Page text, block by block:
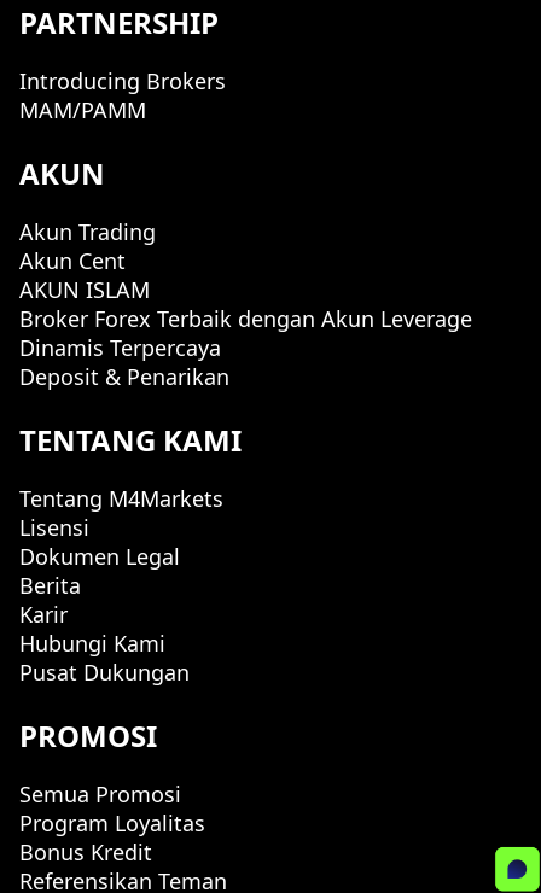
PARTNERSHIP
Introducing Brokers
MAM/PAMM
AKUN
Akun Trading
Akun Cent
AKUN ISLAM
Broker Forex Terbaik dengan Akun Leverage
Dinamis Terpercaya
Deposit & Penarikan
TENTANG KAMI
Tentang M4Markets
Lisensi
Dokumen Legal
Berita
Karir
Hubungi Kami
Pusat Dukungan
PROMOSI
Semua Promosi
Program Loyalitas
Bonus Kredit
Referensikan Teman